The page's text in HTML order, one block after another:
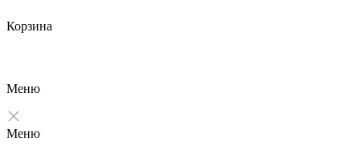
Корзина
Меню
Меню